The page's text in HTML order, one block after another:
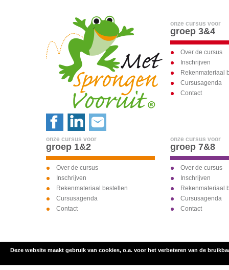
onze cursus voor
groep 3&4
Over de cursus
Inschrijven
Rekenmateriaal
Cursusagenda
Contact
onze cursus voor
groep 1&2
Over de cursus
Inschrijven
Rekenmateriaal bestellen
Cursusagenda
Contact
onze cursus voor
groep 7&8
Over de cursus
Inschrijven
Rekenmateriaal
Cursusagenda
Contact
inschrijven voor
Deze website maakt gebruik van cookies, o.a. voor het verbeteren van de